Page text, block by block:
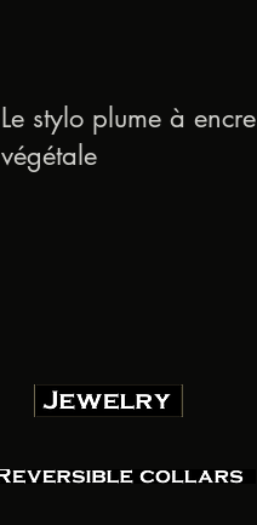
Le stylo plume à encre
végétale